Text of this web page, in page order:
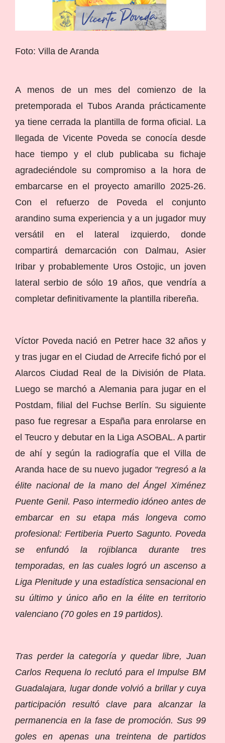
Foto: Villa de Aranda
A menos de un mes del comienzo de la
pretemporada el Tubos Aranda prácticamente
ya tiene cerrada la plantilla de forma oficial. La
llegada de Vicente Poveda se conocía desde
hace tiempo y el club publicaba su fichaje
agradeciéndole su compromiso a la hora de
embarcarse en el proyecto amarillo 2025-26.
Con el refuerzo de Poveda el conjunto
arandino suma experiencia y a un jugador muy
versátil en el lateral izquierdo, donde
compartirá demarcación con Dalmau, Asier
Iribar y probablemente Uros Ostojic, un joven
lateral serbio de sólo 19 años, que vendría a
completar definitivamente la plantilla ribereña.
Víctor Poveda nació en Petrer hace 32 años y
y tras jugar en el Ciudad de Arrecife fichó por el
Alarcos Ciudad Real de la División de Plata.
Luego se marchó a Alemania para jugar en el
Postdam, filial del Fuchse Berlín. Su siguiente
paso fue regresar a España para enrolarse en
el Teucro y debutar en la Liga ASOBAL. A partir
de ahí y según la radiografía que el Villa de
Aranda hace de su nuevo jugador “regresó a la
élite nacional de la mano del Ángel Ximénez
Puente Genil. Paso intermedio idóneo antes de
embarcar en su etapa más longeva como
profesional: Fertiberia Puerto Sagunto. Poveda
se enfundó la rojiblanca durante tres
temporadas, en las cuales logró un ascenso a
Liga Plenitude y una estadística sensacional en
su último y único año en la élite en territorio
valenciano (70 goles en 19 partidos).
Tras perder la categoría y quedar libre, Juan
Carlos Requena lo reclutó para el Impulse BM
Guadalajara, lugar donde volvió a brillar y cuya
participación resultó clave para alcanzar la
permanencia en la fase de promoción. Sus 99
goles en apenas una treintena de partidos